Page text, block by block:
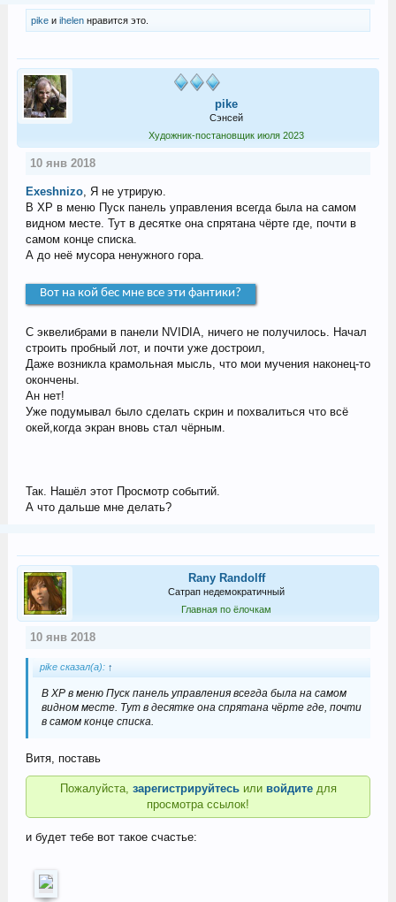
pikeи ihelenнравится это.
pike
Сэнсей
Художник-постановщик июля 2023
10 янв 2018
Exeshnizo, Я не утрирую.
В ХР в меню Пуск панель управления всегда была на самом
видном месте. Тут в десятке она спрятана чёрте где, почти в
самом конце списка.
А до неё мусора ненужного гора.
Вот на кой бес мне все эти фантики?
С эквелибрами в панели NVIDIA, ничего не получилось. Начал
строить пробный лот, и почти уже достроил,
Даже возникла крамольная мысль, что мои мучения наконец-то
окончены.
Ан нет!
Уже подумывал было сделать скрин и похвалиться что всё
окей,когда экран вновь стал чёрным.
Так. Нашёл этот Просмотр событий.
А что дальше мне делать?
Rany Randolff
Сатрап недемократичный
Главная по ёлочкам
10 янв 2018
pike сказал(а): ↑
В ХР в меню Пуск панель управления всегда была на самом
видном месте. Тут в десятке она спрятана чёрте где, почти
в самом конце списка.
Витя, поставь
Пожалуйста, зарегистрируйтесьили войдите для
просмотра ссылок!
и будет тебе вот такое счастье: